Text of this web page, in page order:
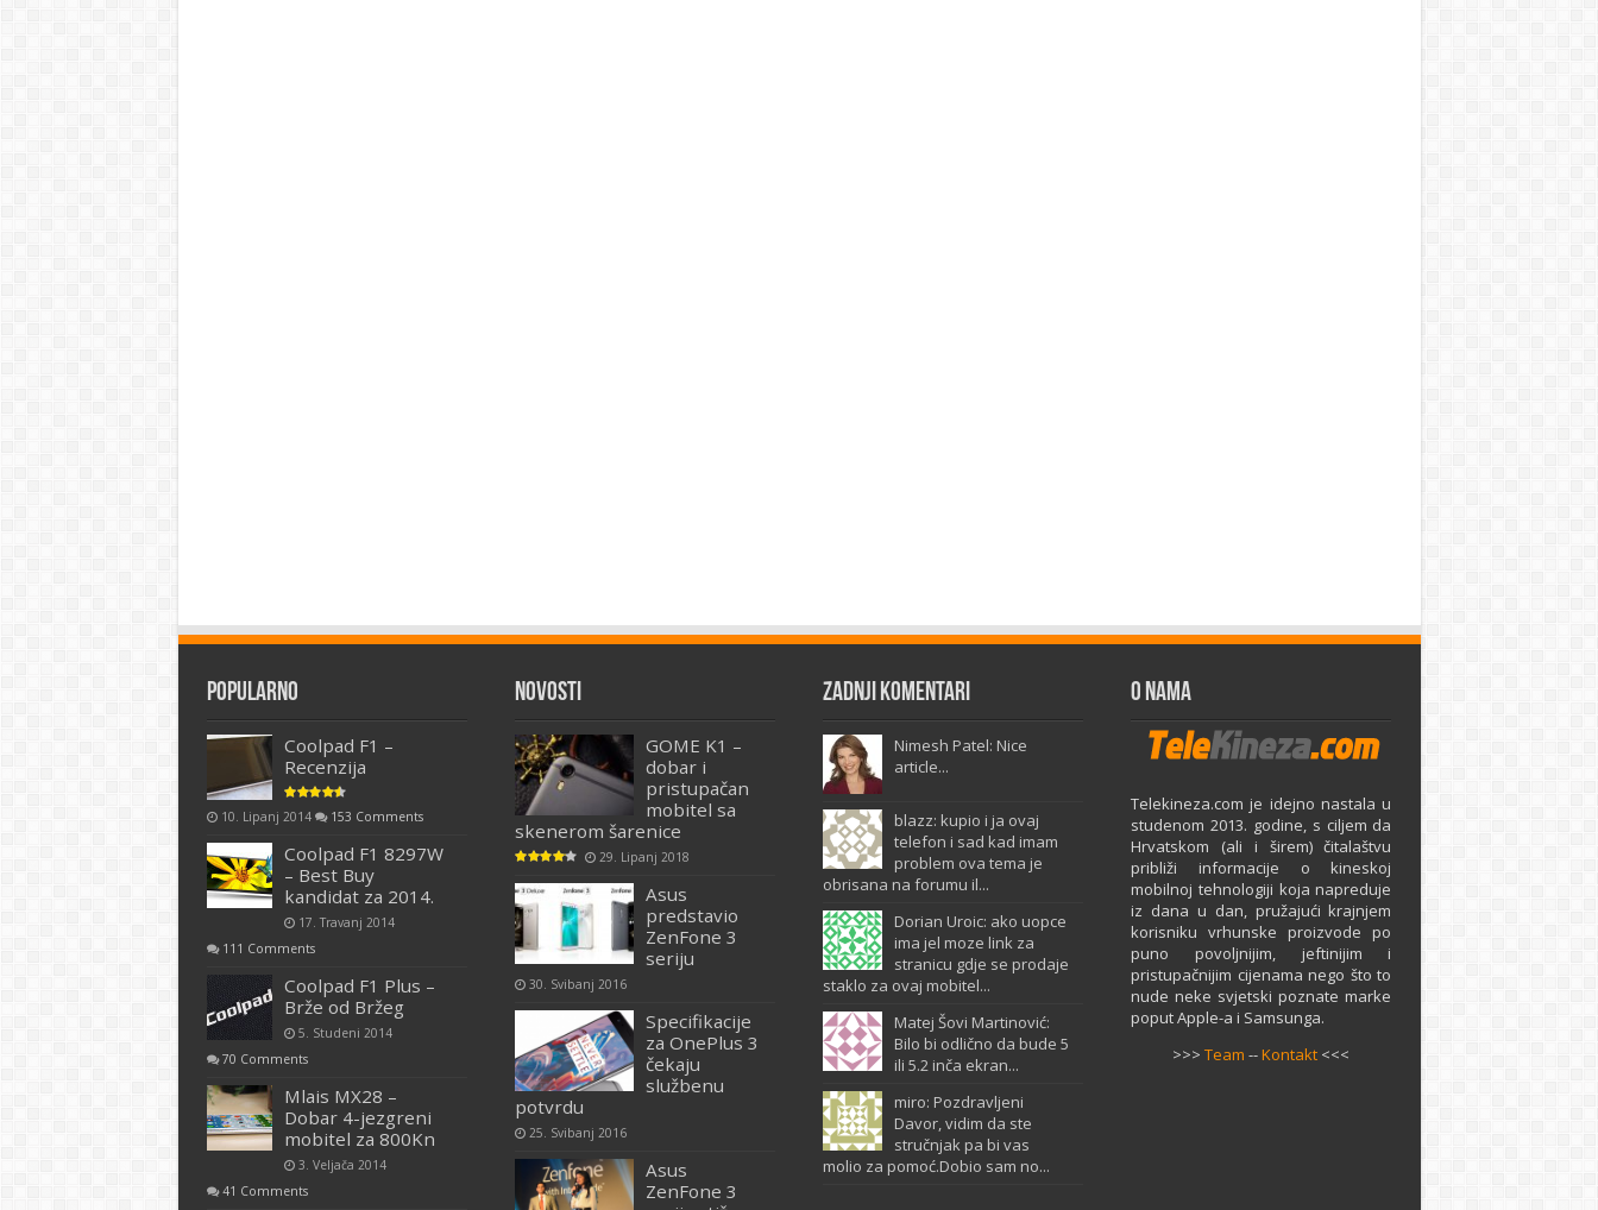
Popularno
Coolpad F1 –
Recenzija
10. Lipanj 2014 153 Comments
Coolpad F1 8297W
– Best Buy
kandidat za 2014.
17. Travanj 2014
111 Comments
Coolpad F1 Plus –
Brže od Bržeg
5. Studeni 2014
70 Comments
Mlais MX28 –
Dobar 4-jezgreni
mobitel za 800Kn
3. Veljača 2014
41 Comments
Novosti
GOME K1 –
dobar i
pristupačan
mobitel sa
skenerom šarenice
29. Lipanj 2018
Asus
predstavio
ZenFone 3
seriju
30. Svibanj 2016
Specifikacije
za OnePlus 3
čekaju
službenu
potvrdu
25. Svibanj 2016
Asus
ZenFone 3
Zadnji komentari
Nimesh Patel: Nice
article...
blazz: kupio i ja ovaj
telefon i sad kad imam
problem ova tema je
obrisana na forumu il...
Dorian Uroic: ako uopce
ima jel moze link za
stranicu gdje se prodaje
staklo za ovaj mobitel...
Matej Šovi Martinović:
Bilo bi odlično da bude 5
ili 5.2 inča ekran...
miro: Pozdravljeni
Davor, vidim da ste
stručnjak pa bi vas
molio za pomoć.Dobio sam no...
O Nama
Telekineza.com je idejno nastala u
studenom 2013. godine, s ciljem da
Hrvatskom (ali i širem) čitalaštvu
približi informacije o kineskoj
mobilnoj tehnologiji koja napreduje
iz dana u dan, pružajući krajnjem
korisniku vrhunske proizvode po
puno povoljnijim, jeftinijim i
pristupačnijim cijenama nego što to
nude neke svjetski poznate marke
poput Apple-a i Samsunga.
>>>Team --Kontakt <<<